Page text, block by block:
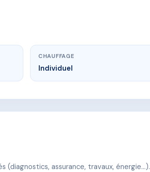
CHAUFFAGE
Individuel
assurance, travaux, énergie…).